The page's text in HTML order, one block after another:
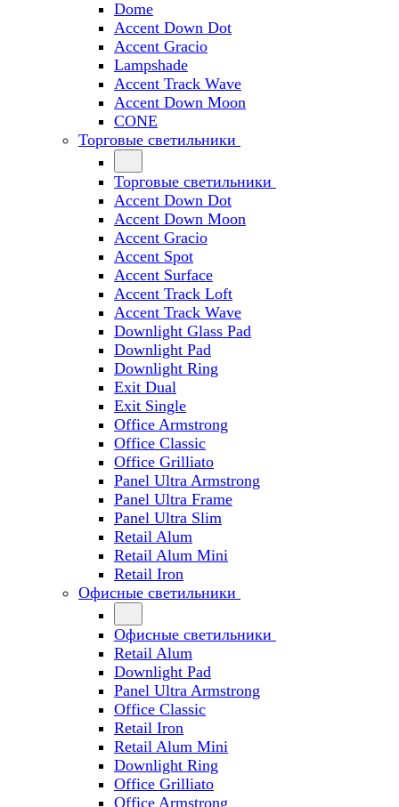
Dome
Accent Down Dot
Accent Gracio
Lampshade
Accent Track Wave
Accent Down Moon
CONE
Торговые светильники
Торговые светильники
Accent Down Dot
Accent Down Moon
Accent Gracio
Accent Spot
Accent Surface
Accent Track Loft
Accent Track Wave
Downlight Glass Pad
Downlight Pad
Downlight Ring
Exit Dual
Exit Single
Office Armstrong
Office Classic
Office Grilliato
Panel Ultra Armstrong
Panel Ultra Frame
Panel Ultra Slim
Retail Alum
Retail Alum Mini
Retail Iron
Офисные светильники
Офисные светильники
Retail Alum
Downlight Pad
Panel Ultra Armstrong
Office Classic
Retail Iron
Retail Alum Mini
Downlight Ring
Office Grilliato
Office Armstrong